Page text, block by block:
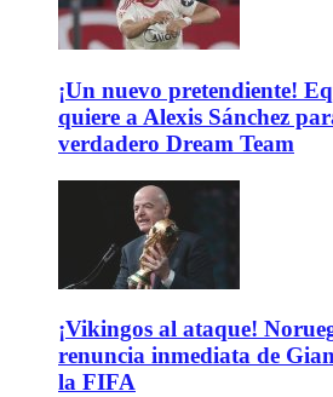
¡Un nuevo pretendiente!
quiere a Alexis Sánchez
verdadero Dream Team
¡Vikingos al ataque!
renuncia inmediata de
la FIFA